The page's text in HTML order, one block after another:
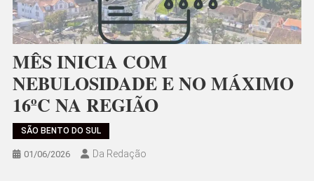
MÊS INICIA COM
NEBULOSIDADE E NO MÁXIMO
16ºC NA REGIÃO
SÃO BENTO DO SUL
01/06/2026 Da Redação